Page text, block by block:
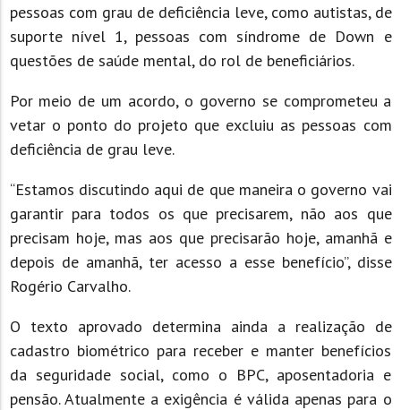
pessoas com grau de deficiência leve, como autistas, de
suporte nível 1, pessoas com síndrome de Down e
questões de saúde mental, do rol de beneficiários.
Por meio de um acordo, o governo se comprometeu a
vetar o ponto do projeto que excluiu as pessoas com
deficiência de grau leve.
“Estamos discutindo aqui de que maneira o governo vai
garantir para todos os que precisarem, não aos que
precisam hoje, mas aos que precisarão hoje, amanhã e
depois de amanhã, ter acesso a esse benefício”, disse
Rogério Carvalho.
O texto aprovado determina ainda a realização de
cadastro biométrico para receber e manter benefícios
da seguridade social, como o BPC, aposentadoria e
pensão. Atualmente a exigência é válida apenas para o